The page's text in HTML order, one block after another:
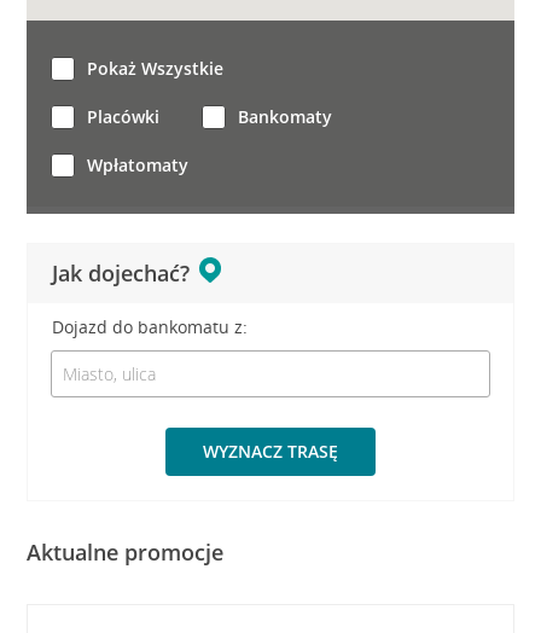
Jak dojechać?
Dojazd do bankomatu z:
WYZNACZ TRASĘ
Pokaż Wszystkie
Placówki Bankomaty
Wpłatomaty
Aktualne promocje